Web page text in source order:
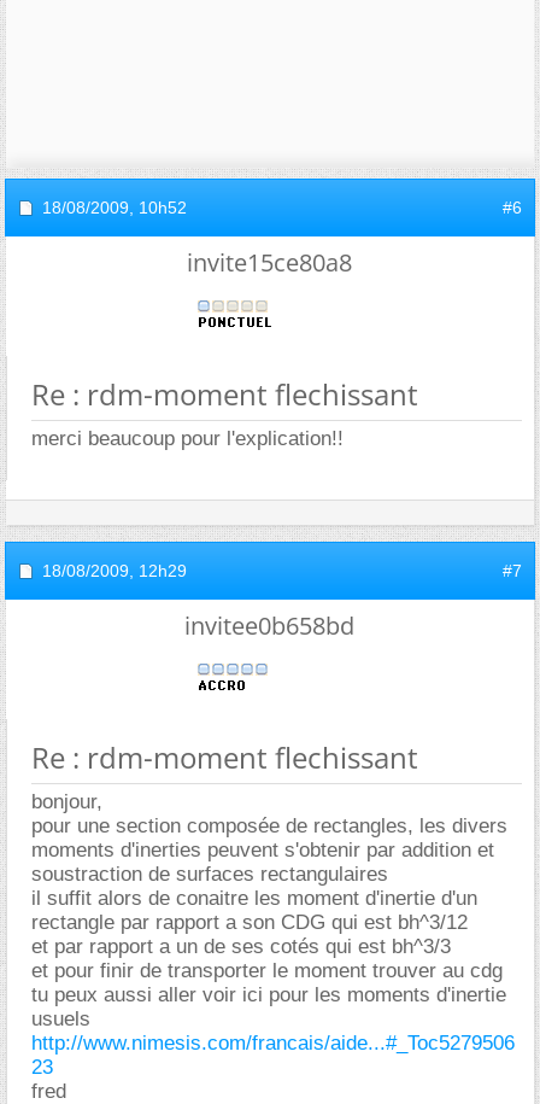
18/08/2009, 10h52 #6
invite15ce80a8
Re : rdm-moment flechissant
merci beaucoup pour l'explication!!
18/08/2009, 12h29 #7
invitee0b658bd
Re : rdm-moment flechissant
bonjour,
pour une section composée de rectangles, les divers
moments d'inerties peuvent s'obtenir par addition et
soustraction de surfaces rectangulaires
il suffit alors de conaitre les moment d'inertie d'un
rectangle par rapport a son CDG qui est bh^3/12
et par rapport a un de ses cotés qui est bh^3/3
et pour finir de transporter le moment trouver au cdg
tu peux aussi aller voir ici pour les moments d'inertie
usuels
http://www.nimesis.com/francais/aide...#_Toc5279506
23
fred